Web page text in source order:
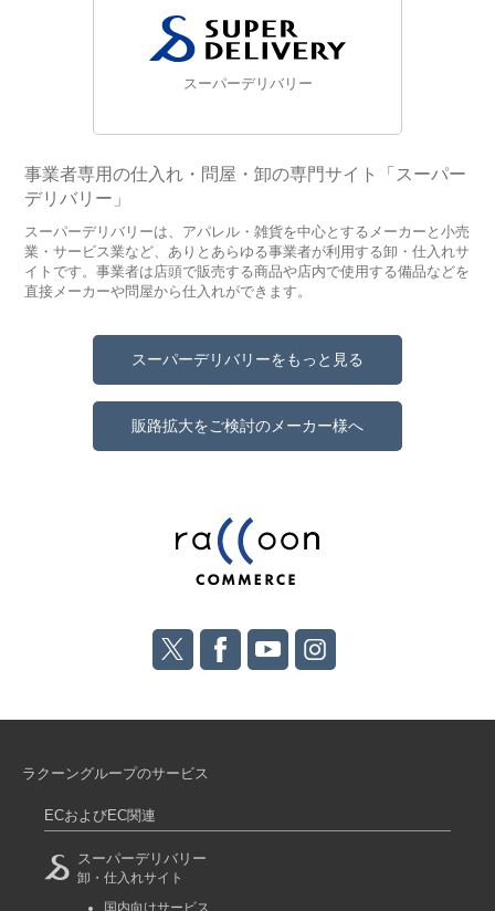
スーパーデリバリー
事業者専用の仕入れ・問屋・卸の専門サイト「スーパー
デリバリー」
スーパーデリバリーは、アパレル・雑貨を中心とするメーカーと小売
業・サービス業など、ありとあらゆる事業者が利用する卸・仕入れサ
イトです。事業者は店頭で販売する商品や店内で使用する備品などを
直接メーカーや問屋から仕入れができます。
スーパーデリバリーをもっと見る
販路拡大をご検討のメーカー様へ
ラクーングループのサービス
ECおよびEC関連
スーパーデリバリー
卸・仕入れサイト